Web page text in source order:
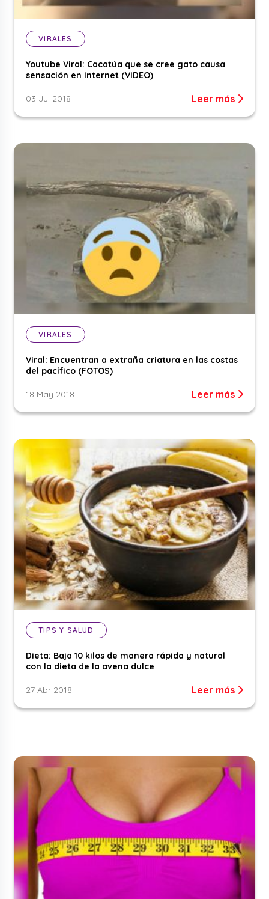
VIRALES
Youtube Viral: Cacatúa que se cree gato causa
sensación en Internet (VIDEO)
03 Jul 2018 Leer más
VIRALES
Viral: Encuentran a extraña criatura en las costas
del pacífico (FOTOS)
18 May 2018 Leer más
TIPS Y SALUD
Dieta: Baja 10 kilos de manera rápida y natural
con la dieta de la avena dulce
27 Abr 2018 Leer más